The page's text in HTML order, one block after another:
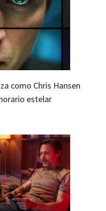
como Chris Hansen
estelar